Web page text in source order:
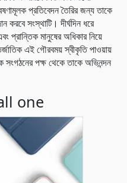
প্রতিবেদন তৈরির জন্য তাকে
করবে সংস্থাটি। দীর্ঘদিন ধরে
প্রান্তিক মানুষের অধিকার নিয়ে
এই গৌরবময় স্বীকৃতি পাওয়ায়
সংগঠনের পক্ষ থেকে তাকে অভিনন্দন
one